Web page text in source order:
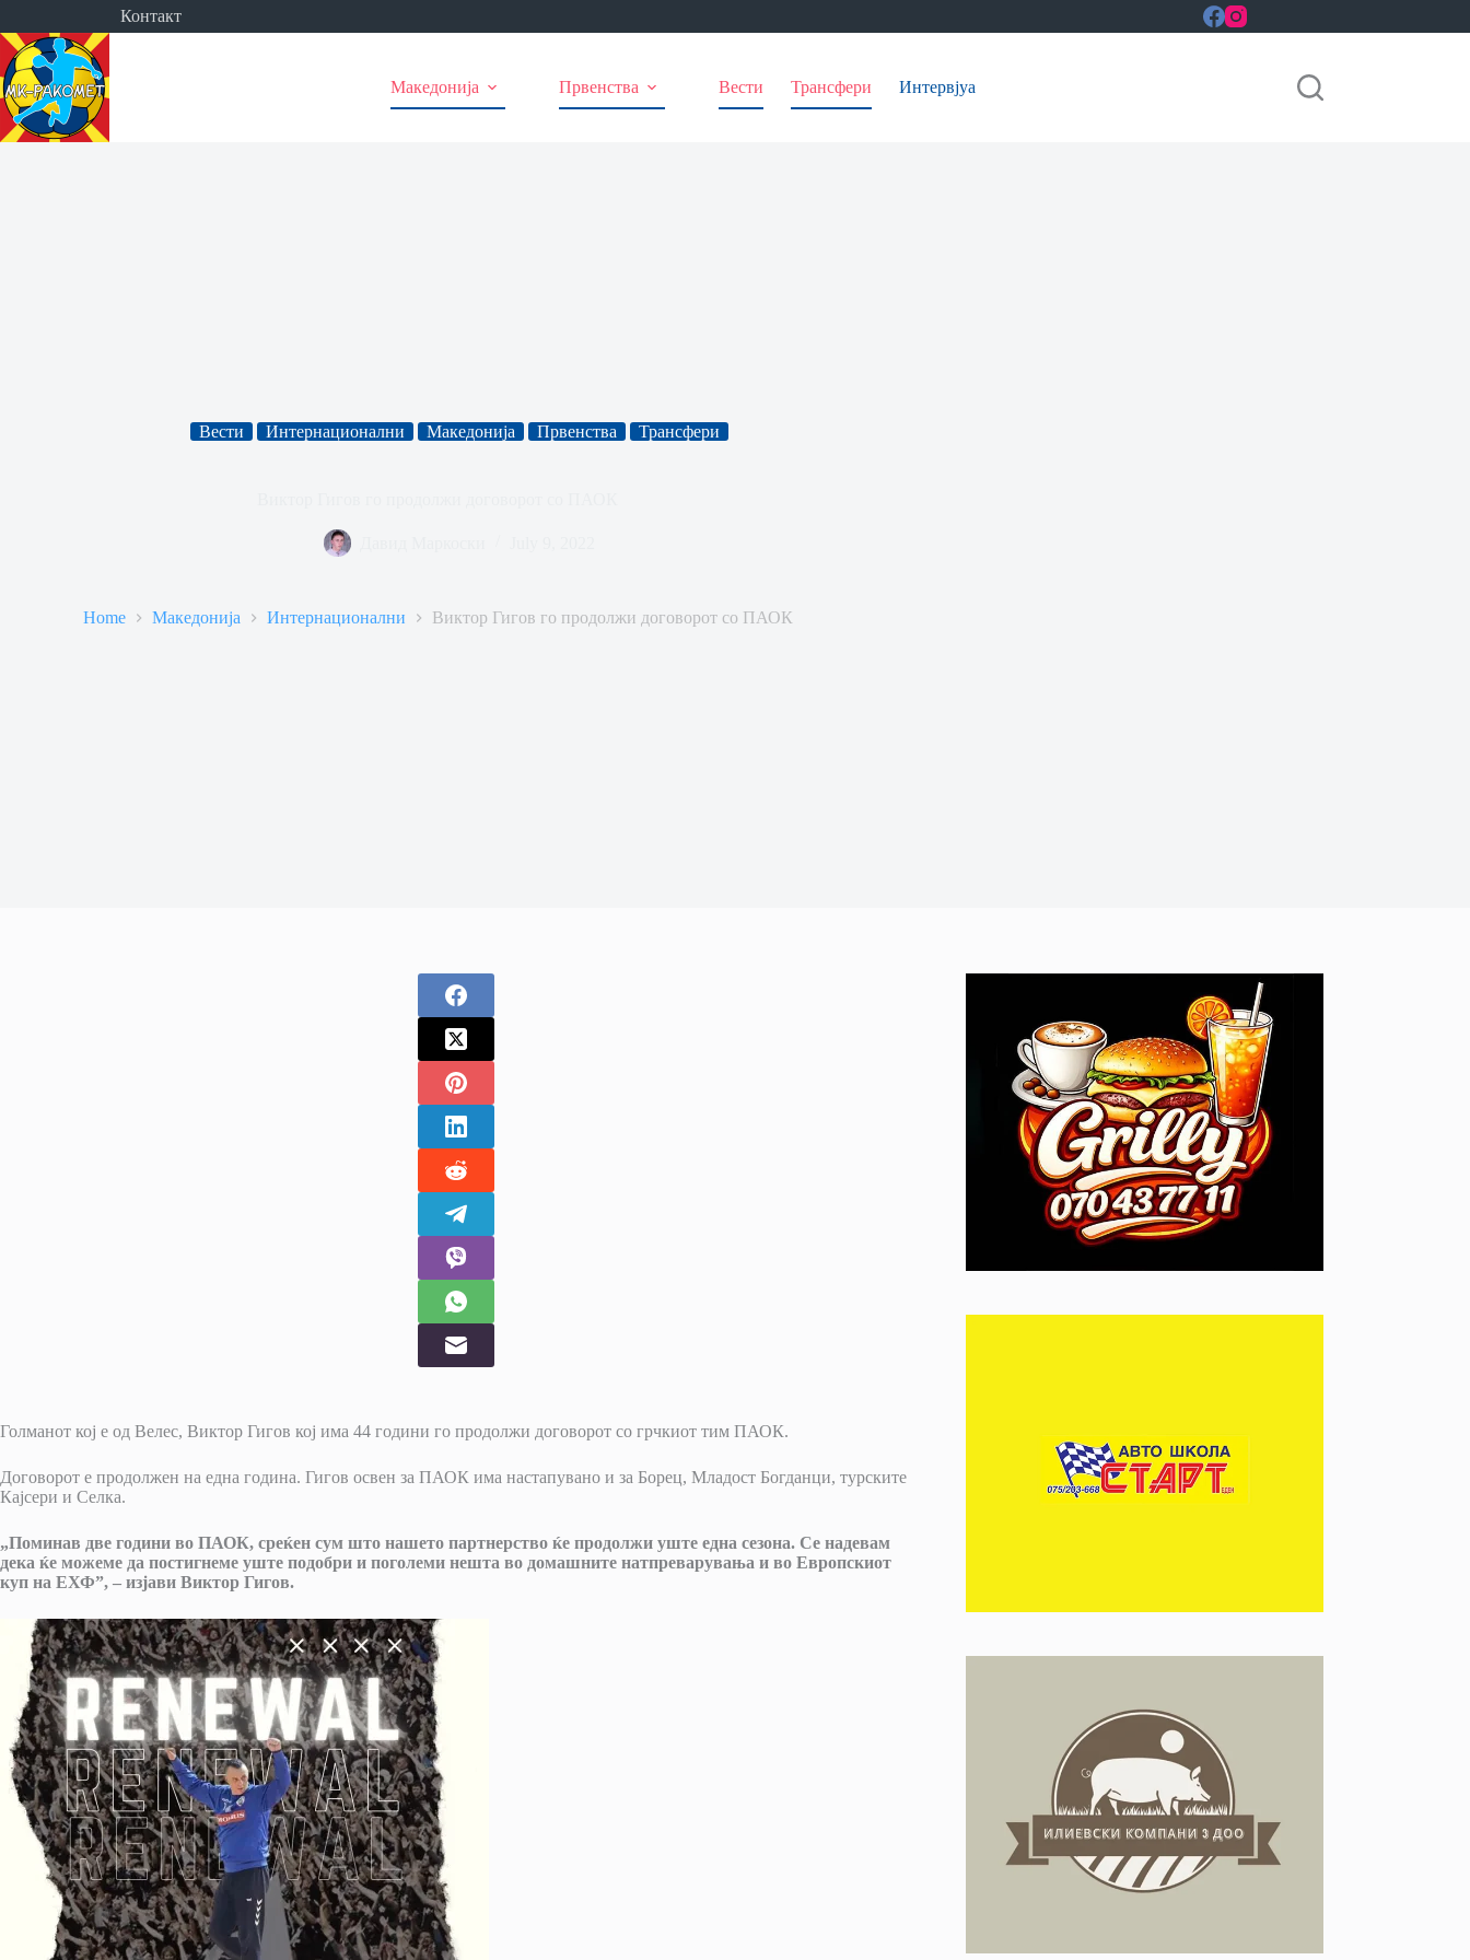
content
Контакт
Македонија Првенства Вести Трансфери Интервјуа
Вести Интернационални Македонија Првенства Трансфери
Home Македонија Интернационални Виктор Гигов го продолжи договорот со ПАОК
Голманот кој е од Велес, Виктор Гигов кој има 44 години го продолжи договорот со грчкиот тим ПАОК.
Договорот е продолжен на една година. Гигов освен за ПАОК има настапувано и за Борец, Младост Богданци, турските
Кајсери и Селка.
„Поминав две години во ПАОК, среќен сум што нашето партнерство ќе продолжи уште една сезона. Се надевам
дека ќе можеме да постигнеме уште подобри и поголеми нешта во домашните натпреварувања и во Европскиот
куп на ЕХФ”, – изјави Виктор Гигов.